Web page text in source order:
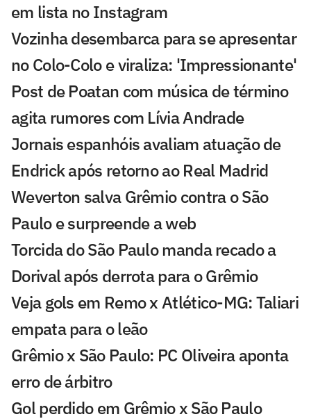
em lista no Instagram
Vozinha desembarca para se apresentar
no Colo-Colo e viraliza: 'Impressionante'
Post de Poatan com música de término
agita rumores com Lívia Andrade
Jornais espanhóis avaliam atuação de
Endrick após retorno ao Real Madrid
Weverton salva Grêmio contra o São
Paulo e surpreende a web
Torcida do São Paulo manda recado a
Dorival após derrota para o Grêmio
Veja gols em Remo x Atlético-MG: Taliari
empata para o leão
Grêmio x São Paulo: PC Oliveira aponta
erro de árbitro
Gol perdido em Grêmio x São Paulo